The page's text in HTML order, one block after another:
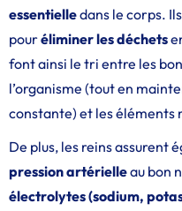
essentielledans le corps.
pouréliminer les déchets
font ainsi le tri entre les
l’organisme (tout en
constante) et les éléments
De plus, les reins assurent
pression artérielleau bon
électrolytes (sodium,